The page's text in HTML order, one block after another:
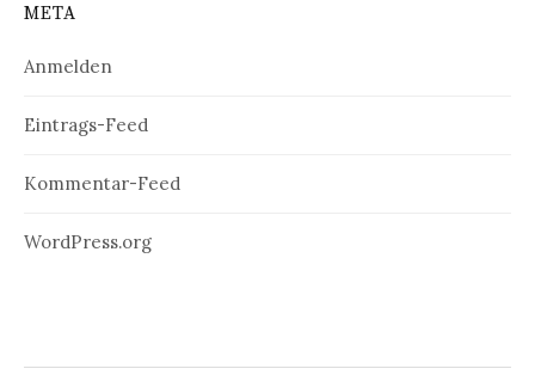
META
Anmelden
Eintrags-Feed
Kommentar-Feed
WordPress.org